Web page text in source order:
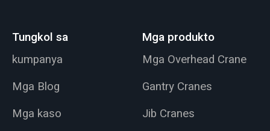
Tungkol sa
kumpanya
Mga Blog
Mga kaso
Mga produkto
Mga Overhead Crane
Gantry Cranes
Jib Cranes